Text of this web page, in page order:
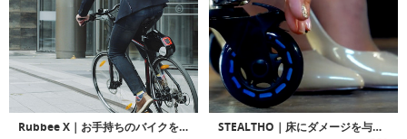
Rubbee X｜お手持ちのバイクを簡単に電動バイクに変身させる「ラビーX」 STEALTHO｜床にダメージを与えないオフィスチェア用ホイール「ステルスオー」